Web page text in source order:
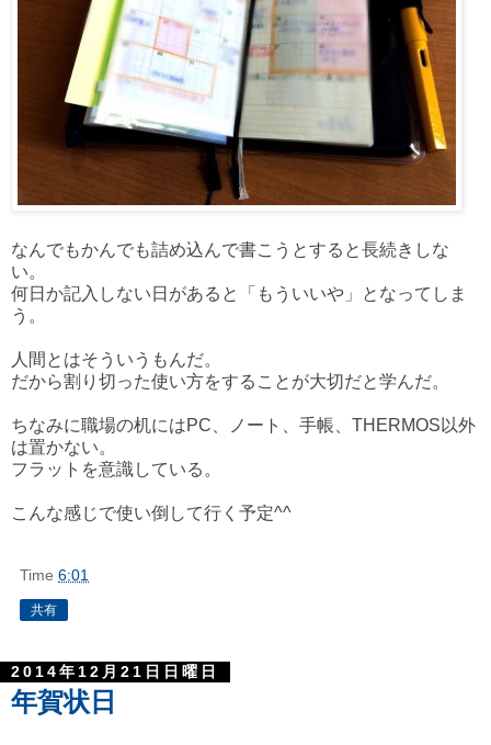
なんでもかんでも詰め込んで書こうとすると長続きしな
い。
何日か記入しない日があると「もういいや」となってしま
う。
人間とはそういうもんだ。
だから割り切った使い方をすることが大切だと学んだ。
ちなみに職場の机にはPC、ノート、手帳、THERMOS以外
は置かない。
フラットを意識している。
こんな感じで使い倒して行く予定^^
Time 6:01
共有
2014年12月21日日曜日
年賀状日